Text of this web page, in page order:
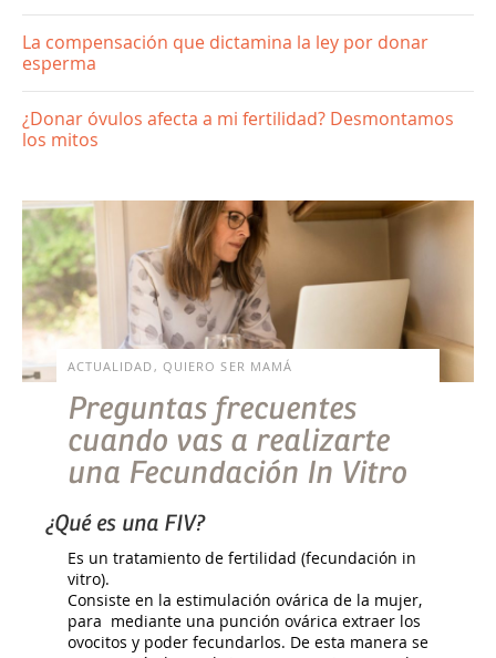
La compensación que dictamina la ley por donar
esperma
¿Donar óvulos afecta a mi fertilidad? Desmontamos
los mitos
ACTUALIDAD, QUIERO SER MAMÁ
Preguntas frecuentes
cuando vas a realizarte
una Fecundación In Vitro
¿Qué es una FIV?
Es un tratamiento de fertilidad (fecundación in
vitro).
Consiste en la estimulación ovárica de la mujer,
para mediante una punción ovárica extraer los
ovocitos y poder fecundarlos. De esta manera se